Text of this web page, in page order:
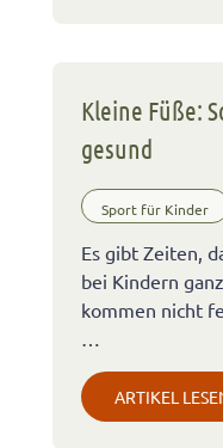
Kleine Füße:
gesund
Sport für Kinder
Es gibt Zeiten,
bei Kindern
kommen nicht
…
ARTIKEL